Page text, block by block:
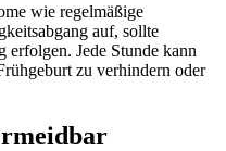
wie regelmäßige
auf, sollte
erfolgen. Jede Stunde kann
zu verhindern oder